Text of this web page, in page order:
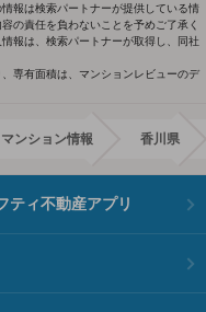
報は検索パートナーが提供している情
の責任を負わないことを予めご了承く
報は、検索パートナーが取得し、同社
専有面積は、マンションレビューのデ
マンション情報 香川県
ティ不動産アプリ